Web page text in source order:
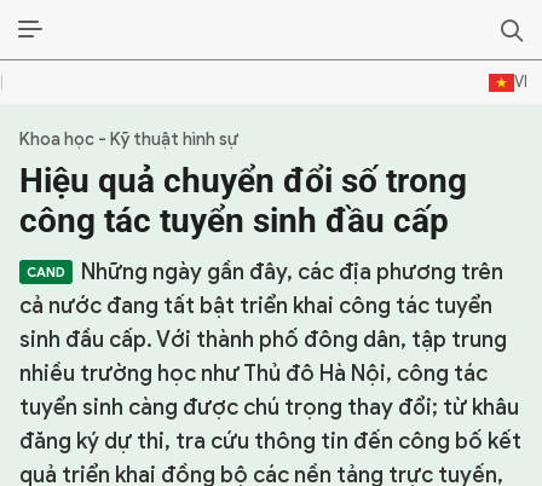
VI
SỰ KIỆN & BÌNH LUẬN
HẬU TRƯỜNG
KINH TẾ - VĂN HÓA - THỂ THAO
HỒ SƠ MẬT
PHÓNG SỰ
HỒ SƠ INTERPOL
Khoa học - Kỹ thuật hình sự
Hiệu quả chuyển đổi số trong
công tác tuyển sinh đầu cấp
Những ngày gần đây, các địa phương trên
cả nước đang tất bật triển khai công tác tuyển
sinh đầu cấp. Với thành phố đông dân, tập trung
nhiều trường học như Thủ đô Hà Nội, công tác
tuyển sinh càng được chú trọng thay đổi; từ khâu
đăng ký dự thi, tra cứu thông tin đến công bố kết
quả triển khai đồng bộ các nền tảng trực tuyến,